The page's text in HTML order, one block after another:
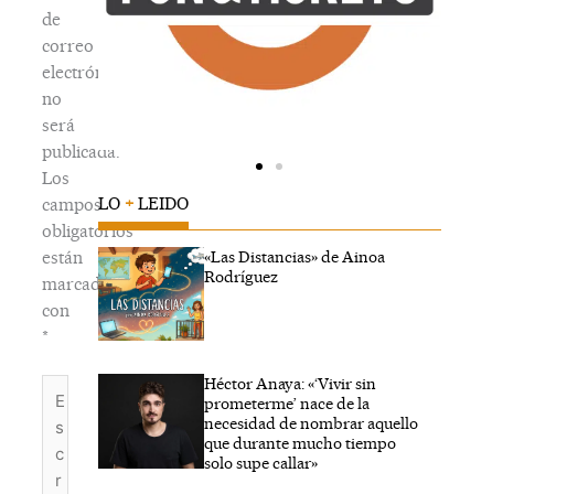
de
correo
electrónico
no
será
publicada.
Los
campos
obligatorios
están
marcados
con
*
aquí...
LO +LEIDO
«Las Distancias» de Ainoa
Rodríguez
Héctor Anaya: «‘Vivir sin
prometerme’ nace de la
necesidad de nombrar aquello
que durante mucho tiempo
solo supe callar»